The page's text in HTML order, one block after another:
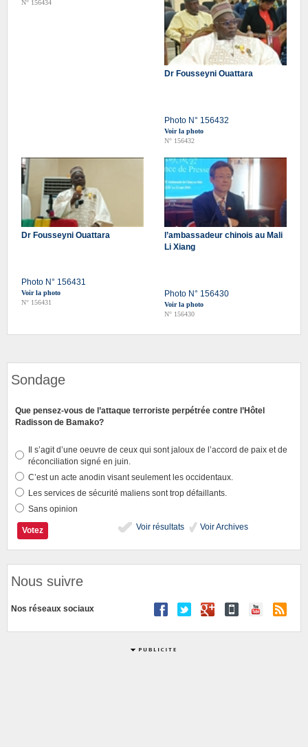
N° 156434
Dr Fousseyni Ouattara
Photo N° 156432
Voir la photo
N° 156432
Dr Fousseyni Ouattara
Photo N° 156431
Voir la photo
N° 156431
l’ambassadeur chinois au Mali
Li Xiang
Photo N° 156430
Voir la photo
N° 156430
Sondage
Que pensez-vous de l’attaque terroriste perpétrée contre l’Hôtel
Radisson de Bamako?
Il s’agit d’une oeuvre de ceux qui sont jaloux de l’accord de paix et de
réconciliation signé en juin.
C’est un acte anodin visant seulement les occidentaux.
Les services de sécurité maliens sont trop défaillants.
Sans opinion
Voir résultats
Voir Archives
Nous suivre
Nos réseaux sociaux